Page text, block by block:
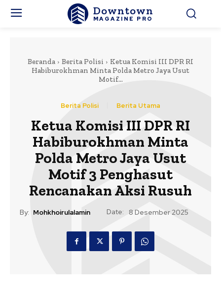
Downtown
MAGAZINE PRO
Beranda Berita Polisi
Ketua Komisi III DPR RI
Habiburokhman Minta Polda Metro Jaya Usut
Motif...
Berita Polisi Berita Utama
Ketua Komisi III DPR RI
Habiburokhman Minta
Polda Metro Jaya Usut
Motif 3 Penghasut
Rencanakan Aksi Rusuh
By: Mohkhoirulalamin Date: 8 Desember 2025